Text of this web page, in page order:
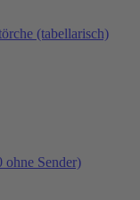
(tabellarisch)
ohne Sender)